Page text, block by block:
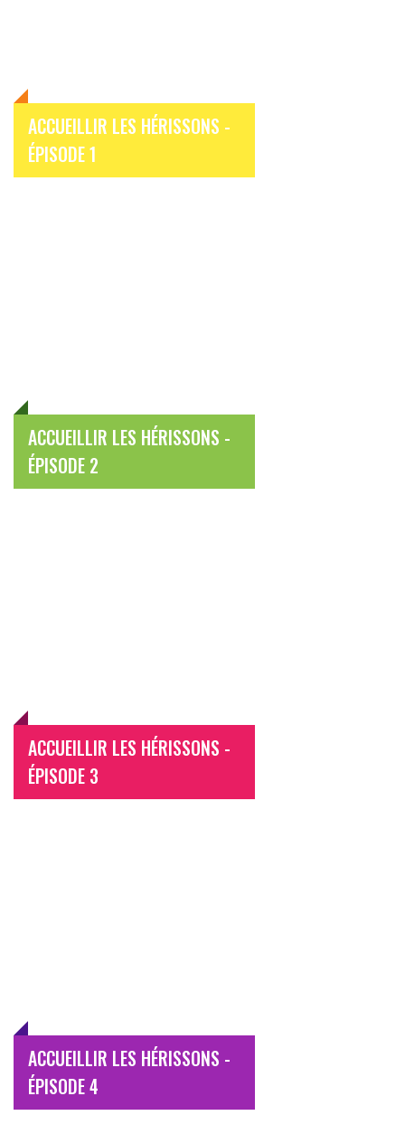
ACCUEILLIR LES HÉRISSONS -
ÉPISODE 1
ACCUEILLIR LES HÉRISSONS -
ÉPISODE 2
ACCUEILLIR LES HÉRISSONS -
ÉPISODE 3
ACCUEILLIR LES HÉRISSONS -
ÉPISODE 4